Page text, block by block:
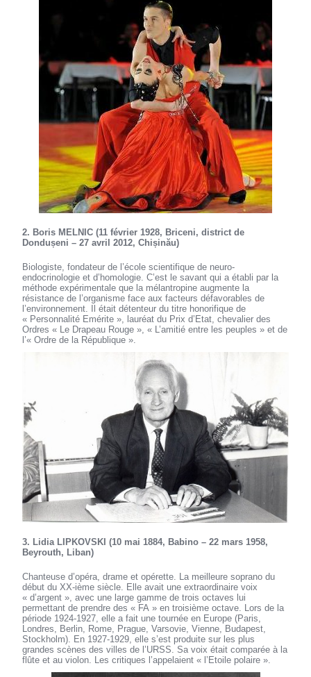
2. Boris MELNIC (11 février 1928, Briceni, district de
Dondușeni – 27 avril 2012, Chișinău)
Biologiste, fondateur de l’école scientifique de neuro-
endocrinologie et d’homologie. C’est le savant qui a établi par la
méthode expérimentale que la mélantropine augmente la
résistance de l’organisme face aux facteurs défavorables de
l’environnement. Il était détenteur du titre honorifique de
« Personnalité Emérite », lauréat du Prix d’Etat, chevalier des
Ordres « Le Drapeau Rouge », « L’amitié entre les peuples » et de
l’« Ordre de la République ».
3. Lidia LIPKOVSKI (10 mai 1884, Babino – 22 mars 1958,
Beyrouth, Liban)
Chanteuse d’opéra, drame et opérette. La meilleure soprano du
début du XX-ième siècle. Elle avait une extraordinaire voix
« d’argent », avec une large gamme de trois octaves lui
permettant de prendre des « FA » en troisième octave. Lors de la
période 1924-1927, elle a fait une tournée en Europe (Paris,
Londres, Berlin, Rome, Prague, Varsovie, Vienne, Budapest,
Stockholm). En 1927-1929, elle s’est produite sur les plus
grandes scènes des villes de l’URSS. Sa voix était comparée à la
flûte et au violon. Les critiques l’appelaient « l’Etoile polaire ».